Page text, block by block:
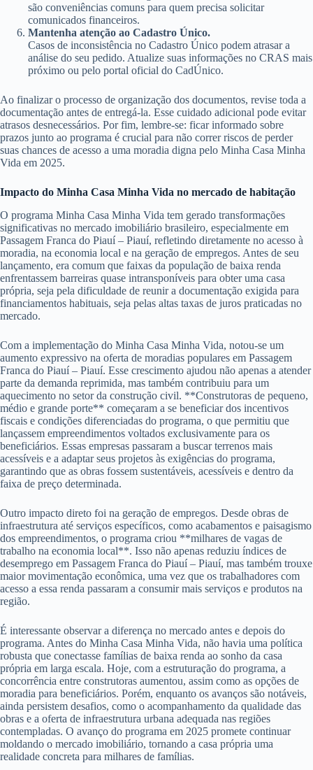
são conveniências comuns para quem precisa solicitar
comunicados financeiros.
Mantenha atenção ao Cadastro Único.
Casos de inconsistência no Cadastro Único podem atrasar a
análise do seu pedido. Atualize suas informações no CRAS mais
próximo ou pelo portal oficial do CadÚnico.
Ao finalizar o processo de organização dos documentos, revise toda a
documentação antes de entregá-la. Esse cuidado adicional pode evitar
atrasos desnecessários. Por fim, lembre-se: ficar informado sobre
prazos junto ao programa é crucial para não correr riscos de perder
suas chances de acesso a uma moradia digna pelo Minha Casa Minha
Vida em 2025.
Impacto do Minha Casa Minha Vida no mercado de habitação
O programa Minha Casa Minha Vida tem gerado transformações
significativas no mercado imobiliário brasileiro, especialmente em
Passagem Franca do Piauí – Piauí, refletindo diretamente no acesso à
moradia, na economia local e na geração de empregos. Antes de seu
lançamento, era comum que faixas da população de baixa renda
enfrentassem barreiras quase intransponíveis para obter uma casa
própria, seja pela dificuldade de reunir a documentação exigida para
financiamentos habituais, seja pelas altas taxas de juros praticadas no
mercado.
Com a implementação do Minha Casa Minha Vida, notou-se um
aumento expressivo na oferta de moradias populares em Passagem
Franca do Piauí – Piauí. Esse crescimento ajudou não apenas a atender
parte da demanda reprimida, mas também contribuiu para um
aquecimento no setor da construção civil. **Construtoras de pequeno,
médio e grande porte** começaram a se beneficiar dos incentivos
fiscais e condições diferenciadas do programa, o que permitiu que
lançassem empreendimentos voltados exclusivamente para os
beneficiários. Essas empresas passaram a buscar terrenos mais
acessíveis e a adaptar seus projetos às exigências do programa,
garantindo que as obras fossem sustentáveis, acessíveis e dentro da
faixa de preço determinada.
Outro impacto direto foi na geração de empregos. Desde obras de
infraestrutura até serviços específicos, como acabamentos e paisagismo
dos empreendimentos, o programa criou **milhares de vagas de
trabalho na economia local**. Isso não apenas reduziu índices de
desemprego em Passagem Franca do Piauí – Piauí, mas também trouxe
maior movimentação econômica, uma vez que os trabalhadores com
acesso a essa renda passaram a consumir mais serviços e produtos na
região.
É interessante observar a diferença no mercado antes e depois do
programa. Antes do Minha Casa Minha Vida, não havia uma política
robusta que conectasse famílias de baixa renda ao sonho da casa
própria em larga escala. Hoje, com a estruturação do programa, a
concorrência entre construtoras aumentou, assim como as opções de
moradia para beneficiários. Porém, enquanto os avanços são notáveis,
ainda persistem desafios, como o acompanhamento da qualidade das
obras e a oferta de infraestrutura urbana adequada nas regiões
contempladas. O avanço do programa em 2025 promete continuar
moldando o mercado imobiliário, tornando a casa própria uma
realidade concreta para milhares de famílias.